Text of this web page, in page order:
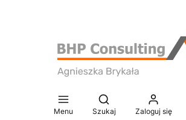
Menu
Otwórz wyszukiwarkę
Szukaj Zaloguj się